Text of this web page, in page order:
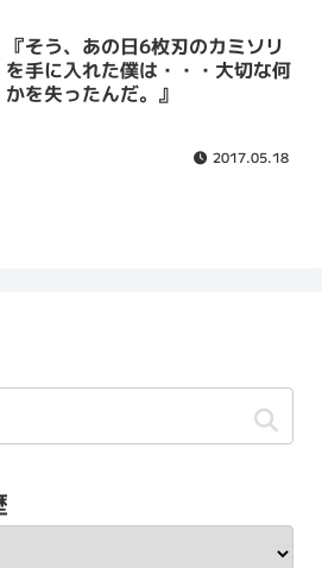
『そう、あの日6枚刃のカミソリ
を手に入れた僕は・・・大切な何
かを失ったんだ。』
2017.05.18